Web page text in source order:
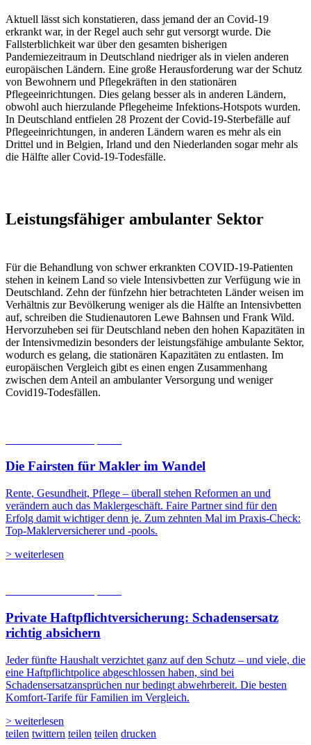
Aktuell lässt sich konstatieren, dass jemand der an Covid-19
erkrankt war, in der Regel auch sehr gut versorgt wurde. Die
Fallsterblichkeit war über den gesamten bisherigen
Pandemiezeitraum in Deutschland niedriger als in vielen anderen
europäischen Ländern. Eine große Herausforderung war der Schutz
von Bewohnern und Pflegekräften in den stationären
Pflegeeinrichtungen. Dies gelang besser als in anderen Ländern,
obwohl auch hierzulande Pflegeheime Infektions-Hotspots wurden.
In Deutschland entfielen 28 Prozent der Covid-19-Sterbefälle auf
Pflegeeinrichtungen, in anderen Ländern waren es mehr als ein
Drittel und in Belgien, Irland und den Niederlanden sogar mehr als
die Hälfte aller Covid-19-Todesfälle.
Leistungsfähiger ambulanter Sektor
Für die Behandlung von schwer erkrankten COVID-19-Patienten
stehen in keinem Land so viele Intensivbetten zur Verfügung wie in
Deutschland. Zehn der fünfzehn hier betrachteten Länder weisen im
Verhältnis zur Bevölkerung weniger als die Hälfte an Intensivbetten
auf, schreiben die Studienautoren Lewe Bahnsen und Frank Wild.
Hervorzuheben sei für Deutschland neben den hohen Kapazitäten in
der Intensivmedizin besonders der leistungsfähige ambulante Sektor,
wodurch es gelang, die stationären Kapazitäten zu entlasten. Im
europäischen Vergleich gibt es einen engen Zusammenhang
zwischen dem Anteil an ambulanter Versorgung und weniger
Covid19-Todesfällen.
Die Fairsten für Makler im Wandel
Rente, Gesundheit, Pflege – überall stehen Reformen an und
verändern auch das Maklergeschäft. Faire Partner sind für den
Erfolg damit wichtiger denn je. Zum zehnten Mal im Praxis-Check:
Top-Maklerversicherer und -pools.
> weiterlesen
Private Haftpflicht­versicherung: Schadensersatz
richtig absichern
Jeder fünfte Haushalt verzichtet ganz auf den Schutz – und viele, die
eine Haftpflichtpolice abgeschlossen haben, sind bei
Schadensersatzansprüchen nur bedingt abwehrbereit. Die besten
Komfort-Tarife für Familien im Vergleich.
> weiterlesen
teilen twittern teilen teilen drucken